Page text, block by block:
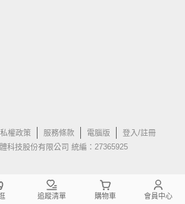
權政策 服務條款 電腦版
登入/註冊
科技股份有限公司 統編：27365925
追蹤清單 購物車 會員中心